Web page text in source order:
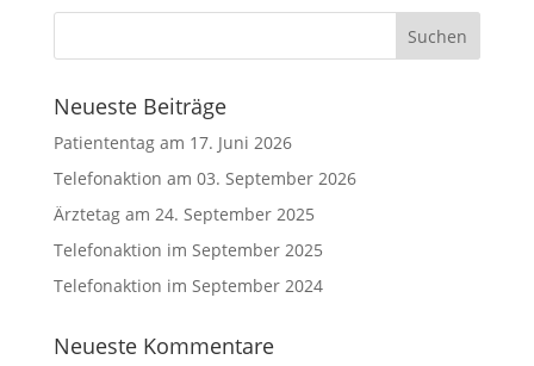
Neueste Beiträge
Patiententag am 17. Juni 2026
Telefonaktion am 03. September 2026
Ärztetag am 24. September 2025
Telefonaktion im September 2025
Telefonaktion im September 2024
Neueste Kommentare